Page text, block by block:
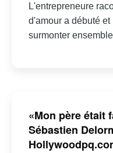
L'entrepreneure
d'amour a débuté
surmonter
«Mon père était
Sébastien